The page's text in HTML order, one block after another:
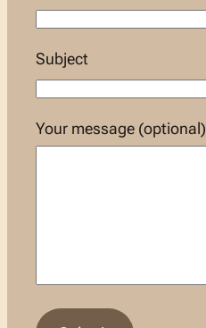
Subject
Your message (optional)